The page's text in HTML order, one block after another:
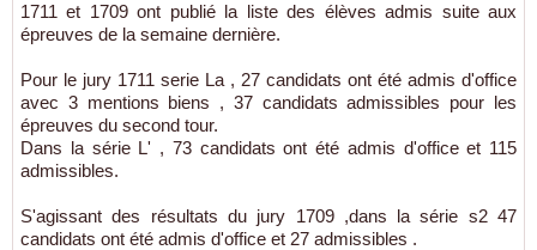
1711 et 1709 ont publié la liste des élèves admis suite aux
épreuves de la semaine dernière.
Pour le jury 1711 serie La , 27 candidats ont été admis d'office
avec 3 mentions biens , 37 candidats admissibles pour les
épreuves du second tour.
Dans la série L' , 73 candidats ont été admis d'office et 115
admissibles.
S'agissant des résultats du jury 1709 ,dans la série s2 47
candidats ont été admis d'office et 27 admissibles .